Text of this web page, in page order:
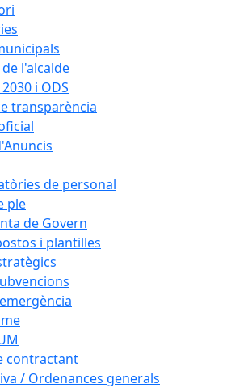
l'alcalde
i ODS
transparència
de personal
ple
de Govern
i plantilles
contractant
/ Ordenances generals